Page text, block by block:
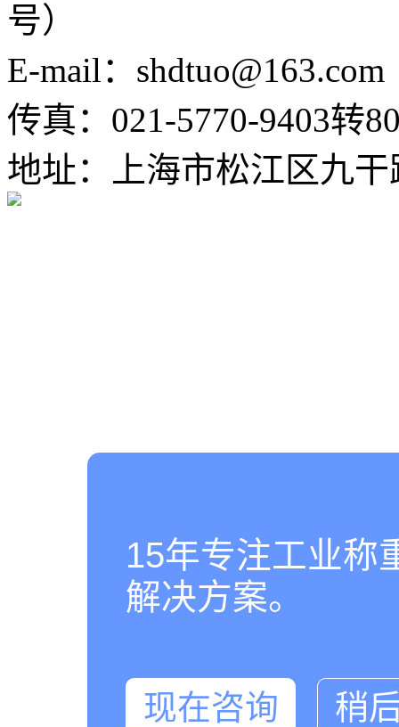
号）
E-mail：shdtuo@163.com
传真：021-5770-9403转
地址：上海市松江区九
15年专注工业称
解决方案。
现在咨询 稍